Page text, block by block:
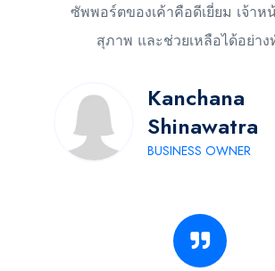
ซัพพอร์ตของเค้าคือดีเยี่ยม เจ้าห
สุภาพ และช่วยเหลือได้อย่าง
Kanchana
Shinawatra
BUSINESS OWNER